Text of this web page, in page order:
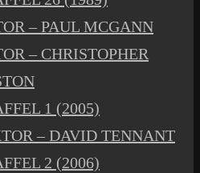
– PAUL MCGANN
– CHRISTOPHER
1 (2005)
– DAVID TENNANT
2 (2006)